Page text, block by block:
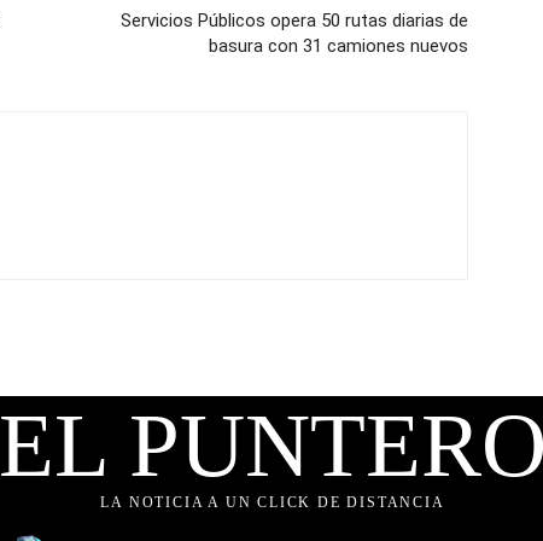
Servicios Públicos opera 50 rutas diarias de
basura con 31 camiones nuevos
EL
LA NOTICIA A UN CLICK DE DISTANCIA